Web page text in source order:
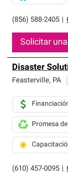
(856) 588-2405
Solicitar
Disaster
Feasterville, PA
(610) 457-0095
Promesa